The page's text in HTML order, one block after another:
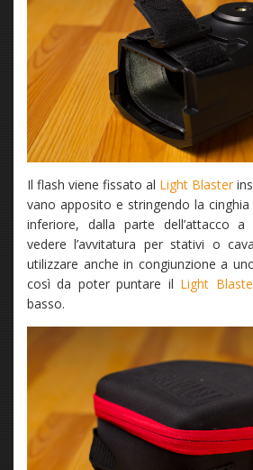
Il flash viene fissato al Light Blaster
vano apposito e stringendo la
inferiore, dalla parte dell’attacco a
vedere l’avvitatura per stativi o
utilizzare anche in congiunzione a
così da poter puntare il Light
basso.